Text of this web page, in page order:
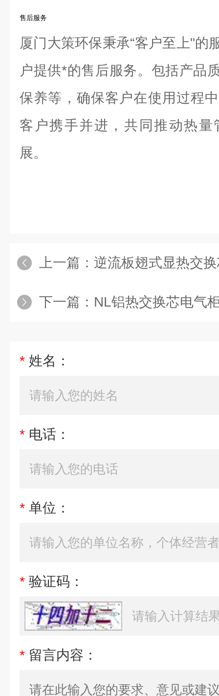
售后服务
厦门大策环保秉承“客户至上"的
户提供*的售后服务。包括产品
保养等，确保客户在使用过程
客户携手并进，共同推动热
展。
上一篇： 逆流板翅式显热交
下一篇： NL铝热交换芯电气柜电
* 姓名：
* 电话：
* 单位：
* 验证码：
* 留言内容：